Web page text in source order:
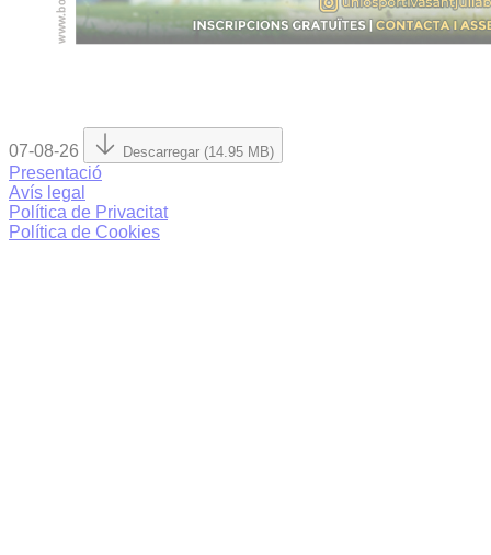
07-08-26 Descarregar (14.95 MB)
Presentació
Avís legal
Política de Privacitat
Política de Cookies